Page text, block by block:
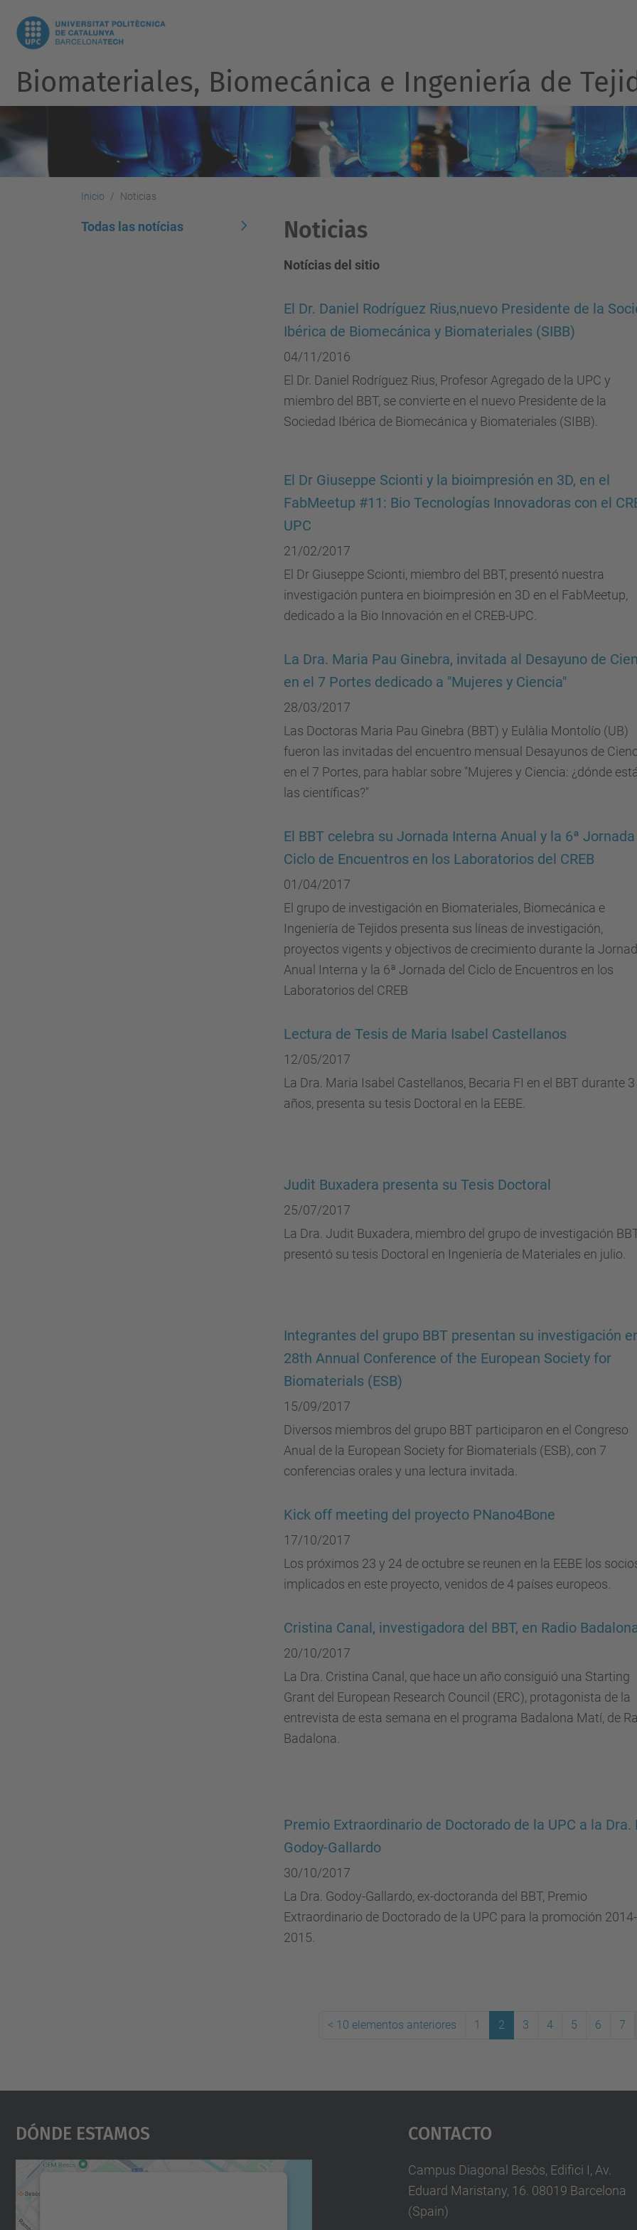
Biomateriales, Biomecánica e Ingeniería de
Inicio Noticias
Noticias
Notícias del sitio
El Dr. Daniel Rodríguez Rius,nuevo Presidente de la
Ibérica de Biomecánica y Biomateriales (SIBB)
04/11/2016
El Dr. Daniel Rodríguez Rius, Profesor Agregado de la UPC y
miembro del BBT, se convierte en el nuevo Presidente de la
Sociedad Ibérica de Biomecánica y Biomateriales (SIBB).
El Dr Giuseppe Scionti y la bioimpresión en 3D, en el
FabMeetup #11: Bio Tecnologías Innovadoras con el
UPC
21/02/2017
El Dr Giuseppe Scionti, miembro del BBT, presentó nuestra
investigación puntera en bioimpresión en 3D en el FabMeetup,
dedicado a la Bio Innovación en el CREB-UPC.
La Dra. Maria Pau Ginebra, invitada al Desayuno de
en el 7 Portes dedicado a "Mujeres y Ciencia"
28/03/2017
Las Doctoras Maria Pau Ginebra (BBT) y Eulàlia Montolío (UB)
fueron las invitadas del encuentro mensual Desayunos de
en el 7 Portes, para hablar sobre "Mujeres y Ciencia: ¿dónde
las científicas?"
El BBT celebra su Jornada Interna Anual y la 6ª
Ciclo de Encuentros en los Laboratorios del CREB
01/04/2017
El grupo de investigación en Biomateriales, Biomecánica e
Ingeniería de Tejidos presenta sus líneas de investigación,
proyectos vigents y objectivos de crecimiento durante la
Anual Interna y la 6ª Jornada del Ciclo de Encuentros en los
Laboratorios del CREB
Lectura de Tesis de Maria Isabel Castellanos
12/05/2017
La Dra. Maria Isabel Castellanos, Becaria FI en el BBT durante 3
años, presenta su tesis Doctoral en la EEBE.
Judit Buxadera presenta su Tesis Doctoral
25/07/2017
La Dra. Judit Buxadera, miembro del grupo de investigación
presentó su tesis Doctoral en Ingeniería de Materiales en julio.
Integrantes del grupo BBT presentan su investigación
28th Annual Conference of the European Society for
Biomaterials (ESB)
15/09/2017
Diversos miembros del grupo BBT participaron en el Congreso
Anual de la European Society for Biomaterials (ESB), con 7
conferencias orales y una lectura invitada.
Kick off meeting del proyecto PNano4Bone
17/10/2017
Los próximos 23 y 24 de octubre se reunen en la EEBE los
implicados en este proyecto, venidos de 4 países europeos.
Cristina Canal, investigadora del BBT, en Radio
20/10/2017
La Dra. Cristina Canal, que hace un año consiguió una Starting
Grant del European Research Council (ERC), protagonista de la
entrevista de esta semana en el programa Badalona Matí, de
Badalona.
Premio Extraordinario de Doctorado de la UPC a la Dra.
Godoy-Gallardo
30/10/2017
La Dra. Godoy-Gallardo, ex-doctoranda del BBT, Premio
Extraordinario de Doctorado de la UPC para la promoción 2014-
2015.
< 10 elementos anteriores 1 2 3 4 5 6 7
Todas las notícias
Dónde Estamos Contacto
Campus Diagonal Besòs, Edifici I, Av.
Eduard Maristany, 16. 08019 Barcelona
(Spain)